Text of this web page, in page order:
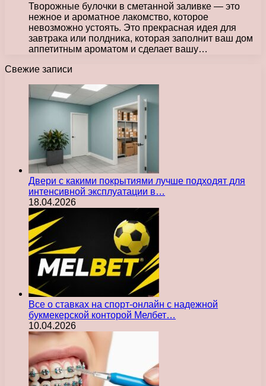
Творожные булочки в сметанной заливке — это
нежное и ароматное лакомство, которое
невозможно устоять. Это прекрасная идея для
завтрака или полдника, которая заполнит ваш дом
аппетитным ароматом и сделает вашу…
Свежие записи
Двери с какими покрытиями лучше подходят для
интенсивной эксплуатации в…
18.04.2026
Все о ставках на спорт-онлайн с надежной
букмекерской конторой Мелбет…
10.04.2026